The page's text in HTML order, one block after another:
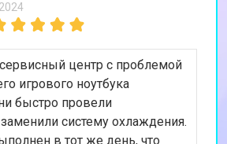
центр с проблемой
игрового ноутбука
быстро провели
систему охлаждения.
в тот же день, что